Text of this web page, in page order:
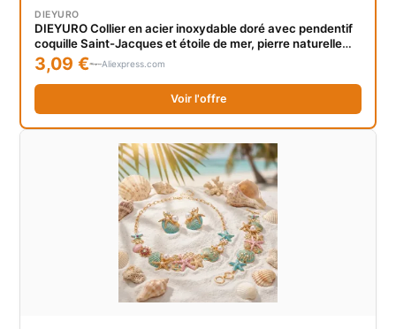
DIEYURO
DIEYURO Collier en acier inoxydable doré avec pendentif
coquille Saint-Jacques et étoile de mer, pierre naturelle
colorée, pour femme, style océan classique, bijoux de cou
3,09 € Aliexpress.com
Voir l'offre